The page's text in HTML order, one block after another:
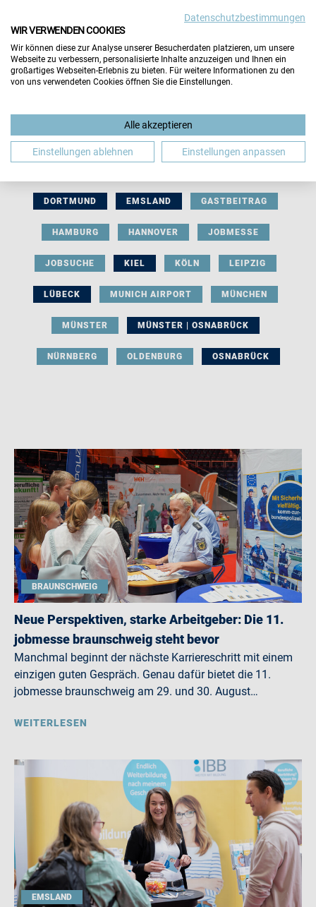
BERUFLICHE ORIENTIERUNG BEWERBUNG
DORTMUND EMSLAND GASTBEITRAG
HAMBURG HANNOVER JOBMESSE
JOBSUCHE KIEL KÖLN LEIPZIG
LÜBECK MUNICH AIRPORT MÜNCHEN
MÜNSTER MÜNSTER | OSNABRÜCK
NÜRNBERG OLDENBURG OSNABRÜCK
BRAUNSCHWEIG
Neue Perspektiven, starke Arbeitgeber: Die 11.
jobmesse braunschweig steht bevor
Manchmal beginnt der nächste Karriereschritt mit einem
einzigen guten Gespräch. Genau dafür bietet die 11.
jobmesse braunschweig am 29. und 30. August…
WEITERLESEN
EMSLAND
Datenschutzbestimmungen
WIR VERWENDEN COOKIES
Wir können diese zur Analyse unserer Besucherdaten platzieren, um unsere
Webseite zu verbessern, personalisierte Inhalte anzuzeigen und Ihnen ein
großartiges Webseiten-Erlebnis zu bieten. Für weitere Informationen zu den
von uns verwendeten Cookies öffnen Sie die Einstellungen.
Alle akzeptieren
Einstellungen ablehnen Einstellungen anpassen